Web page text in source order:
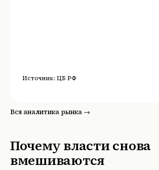
Источник: ЦБ РФ
Вся аналитика рынка →
Почему власти снова
вмешиваются